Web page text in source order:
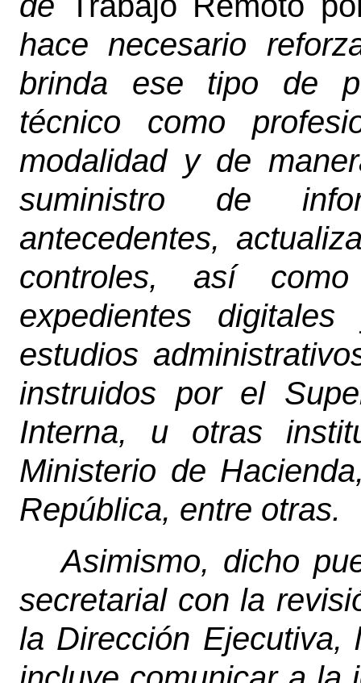
hace necesario
brinda ese tipo de
técnico como
modalidad y de
suministro de
antecedentes,
controles, así
expedientes
estudios
instruidos por el
Interna, u otras
Ministerio de
República, entre otras.
Asimismo, dicho
secretarial con la
la Dirección Ejecutiva,